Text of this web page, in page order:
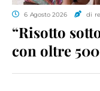
6 Agosto 2026 di
“Risotto
con oltre